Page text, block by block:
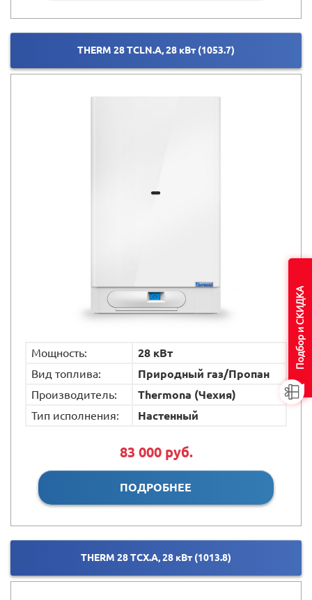
THERM 28 ТCLN.A, 28 кВт (1053.7)
Мощность:
28 кВт
Вид топлива:
Природный газ/Пропан
Производитель:
Thermona (Чехия)
Тип исполнения:
Настенный
83 000 руб.
ПОДРОБНЕЕ
THERM 28 TCX.A, 28 кВт (1013.8)
Подбор и СКИДКА